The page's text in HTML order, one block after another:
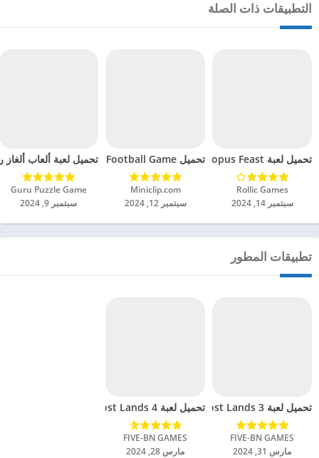
التطبيقات ذات الصلة
تحميل لعبة Octopus Feast مهكرة للاندرويد 2024
Rollic Games‏
سبتمبر 14, 2024
تحميل Soccer Hero PvP Football Game مهكرة للاندرويد 2024
Miniclip.com‏
سبتمبر 12, 2024
تحميل لعبة ألعاب ألغاز
Guru Puzzle Game‏
سبتمبر 9, 2024
تطبيقات المطور
تحميل لعبة Lost Lands 3 مهكرة للاندرويد 2024
FIVE-BN GAMES‏
مارس 31, 2024
تحميل لعبة Lost Lands 4 مهكرة للاندرويد 2024
FIVE-BN GAMES‏
مارس 28, 2024